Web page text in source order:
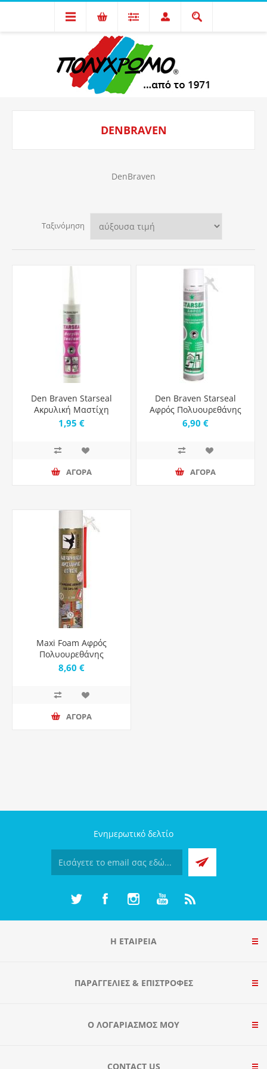
DENBRAVEN
DenBraven
Ταξινόμηση
Den Braven Starseal
Ακρυλική Μαστίχη
Λευκή 260ml
1,95 €
ΑΓΟΡΑ
Den Braven Starseal
Αφρός Πολυουρεθάνης
Χειρός 700ml
6,90 €
ΑΓΟΡΑ
Maxi Foam Αφρός
Πολυουρεθάνης
Χαμηλής Διόγκωσης 66
8,60 €
ΑΓΟΡΑ
Ενημερωτικό δελτίο
Η ΕΤΑΙΡΕΙΑ
ΠΑΡΑΓΓΕΛΊΕΣ & ΕΠΙΣΤΡΟΦΈΣ
Ο ΛΟΓΑΡΙΑΣΜΌΣ ΜΟΥ
CONTACT US